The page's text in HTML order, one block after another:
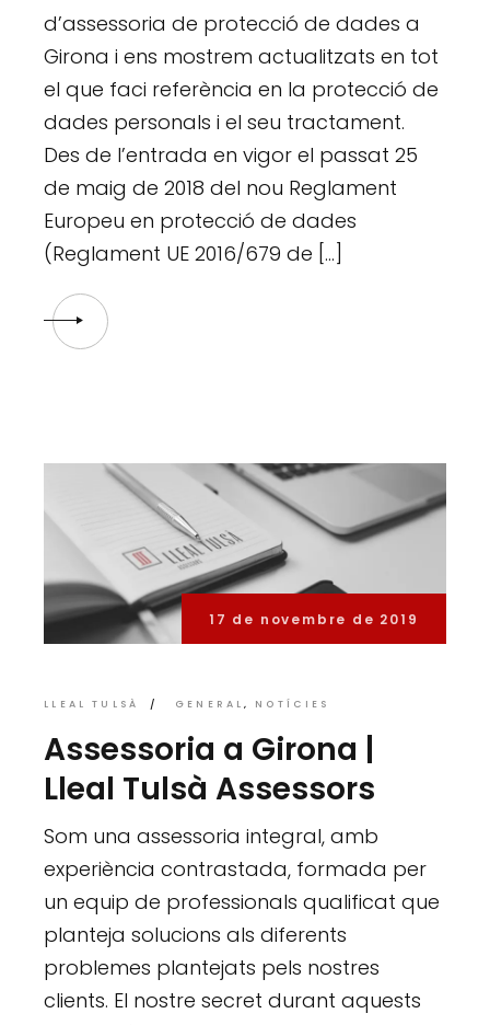
d’assessoria de protecció de dades a
Girona i ens mostrem actualitzats en tot
el que faci referència en la protecció de
dades personals i el seu tractament.
Des de l’entrada en vigor el passat 25
de maig de 2018 del nou Reglament
Europeu en protecció de dades
(Reglament UE 2016/679 de […]
17 de novembre de 2019
LLEAL TULSÀ GENERAL NOTÍCIES
Assessoria a Girona |
Lleal Tulsà Assessors
Som una assessoria integral, amb
experiència contrastada, formada per
un equip de professionals qualificat que
planteja solucions als diferents
problemes plantejats pels nostres
clients. El nostre secret durant aquests